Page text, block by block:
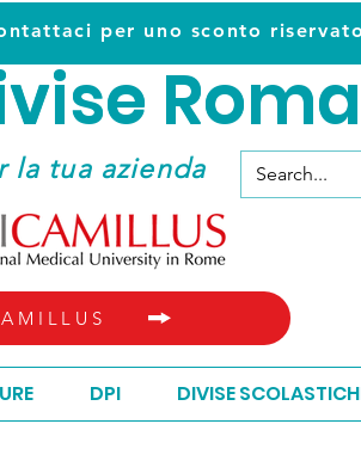
per uno sconto
la tua azienda
DPI DIVISE